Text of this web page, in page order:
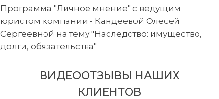
Программа "Личное мнение" с ведущим
юристом компании - Кандеевой Олесей
Сергеевной на тему "Наследство: имущество,
долги, обязательства"
ВИДЕООТЗЫВЫ НАШИХ
КЛИЕНТОВ